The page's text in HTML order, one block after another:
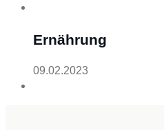
Ernährung
09.02.2023